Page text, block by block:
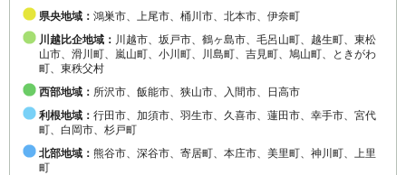
県央地域： 鴻巣市、上尾市、桶川市、北本市、伊奈町
川越比企地域： 川越市、坂戸市、鶴ヶ島市、毛呂山町、越生町、東松
山市、滑川町、嵐山町、小川町、川島町、吉見町、鳩山町、ときがわ
町、東秩父村
西部地域： 所沢市、飯能市、狭山市、入間市、日高市
利根地域： 行田市、加須市、羽生市、久喜市、蓮田市、幸手市、宮代
町、白岡市、杉戸町
北部地域： 熊谷市、深谷市、寄居町、本庄市、美里町、神川町、上里
町